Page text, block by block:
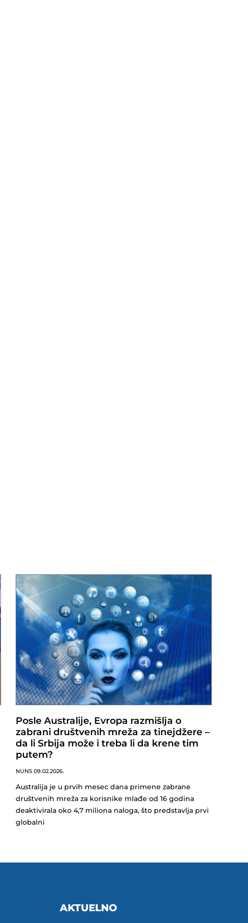
Posle Australije, Evropa razmišlja o
zabrani društvenih mreža za tinejdžere –
da li Srbija može i treba li da krene tim
putem?
NUNS 09.02.2026.
Australija je u prvih mesec dana primene zabrane
društvenih mreža za korisnike mlađe od 16 godina
deaktivirala oko 4,7 miliona naloga, što predstavlja prvi
globalni
AKTUELNO